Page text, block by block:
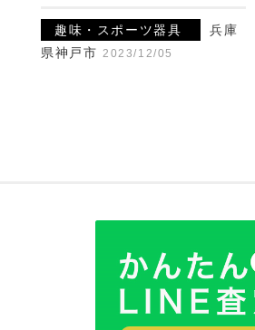
趣味・スポーツ器具
兵庫
県神戸市 2023/12/05